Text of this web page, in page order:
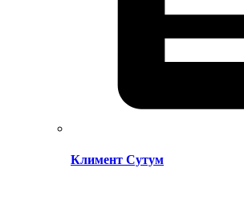
Климент Сутум